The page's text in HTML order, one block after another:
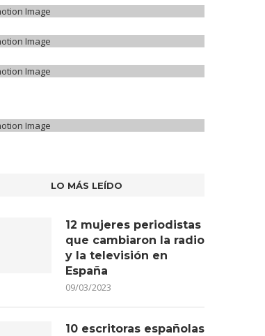
LO MÁS LEÍDO
12 mujeres periodistas
que cambiaron la radio
y la televisión en
España
09/03/2023
10 escritoras españolas